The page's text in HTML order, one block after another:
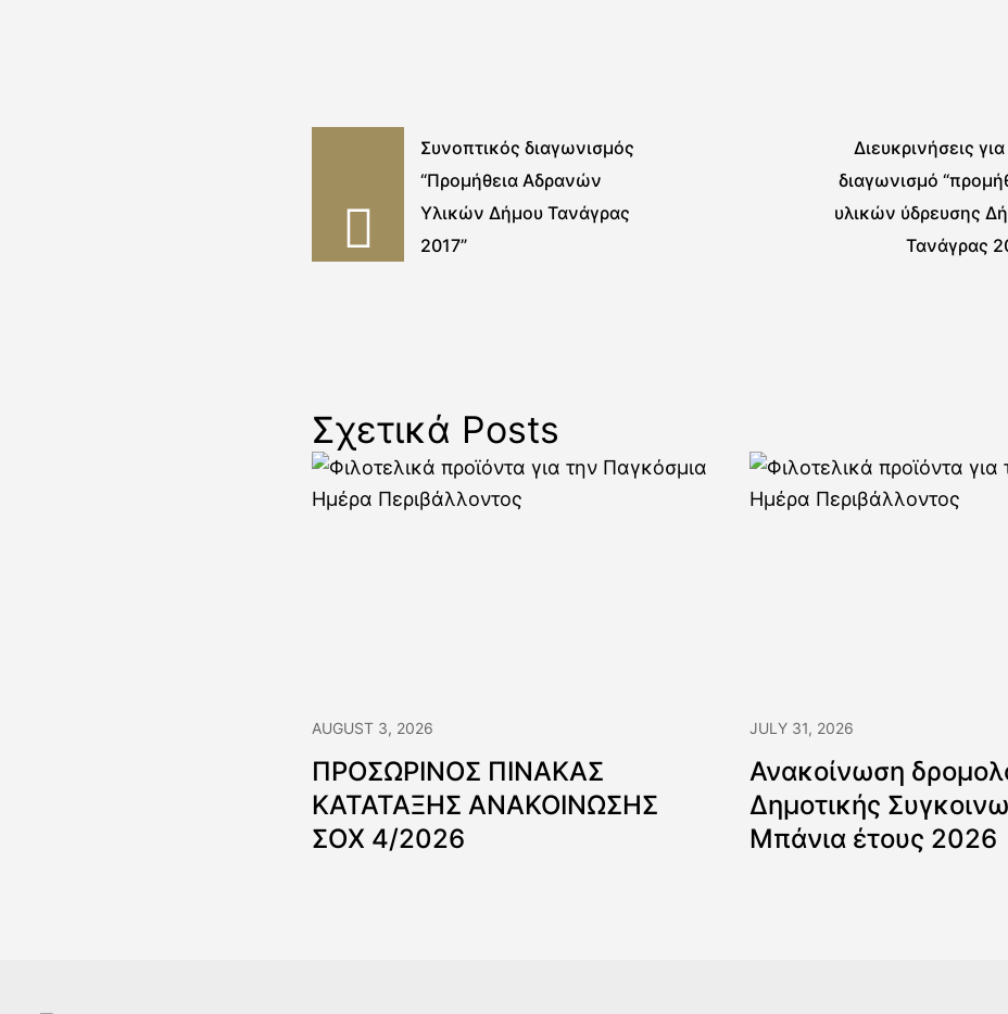
Συνοπτικός διαγωνισμός
“Προμήθεια Αδρανών
Υλικών Δήμου Τανάγρας
2017”
Διευκρινήσεις
διαγωνισμό
υλικών ύδρευσης
Τανάγρας
Σχετικά Posts
AUGUST 3, 2026
ΠΡΟΣΩΡΙΝΟΣ ΠΙΝΑΚΑΣ
ΚΑΤΑΤΑΞΗΣ ΑΝΑΚΟΙΝΩΣΗΣ
ΣΟΧ 4/2026
JULY 31, 2026
Ανακοίνωση
Δημοτικής
Μπάνια έτους 2026